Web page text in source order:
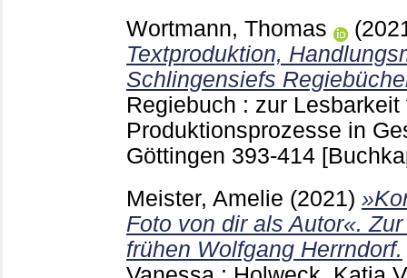
Wortmann, Thomas
Textproduktion,
Schlingensiefs
Regiebuch : zur Lesbarkeit
Produktionsprozesse in
Göttingen 393-414
Meister, Amelie (2021)
Foto von dir als Autor«.
frühen Wolfgang Herrndorf.